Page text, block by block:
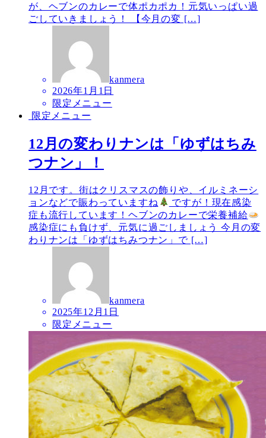
が、ヘブンのカレーで体ポカポカ！元気いっぱい過
ごしていきましょう！ 【今月の変 […]
kanmera
2026年1月1日
限定メニュー
限定メニュー
12月の変わりナンは「ゆずはちみ
つナン」！
12月です。街はクリスマスの飾りや、イルミネーシ
ョンなどで賑わっていますね
ですが！現在感染
症も流行しています！ヘブンのカレーで栄養補給
感染症にも負けず、元気に過ごしましょう 今月の変
わりナンは「ゆずはちみつナン」で […]
kanmera
2025年12月1日
限定メニュー